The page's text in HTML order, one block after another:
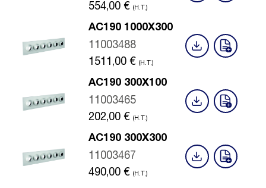
554,00 € (H.T.)
AC190 1000X300
11003488
1511,00 € (H.T.)
AC190 300X100
11003465
202,00 € (H.T.)
AC190 300X300
11003467
490,00 € (H.T.)